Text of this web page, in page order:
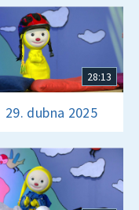
28:13
29. dubna 2025